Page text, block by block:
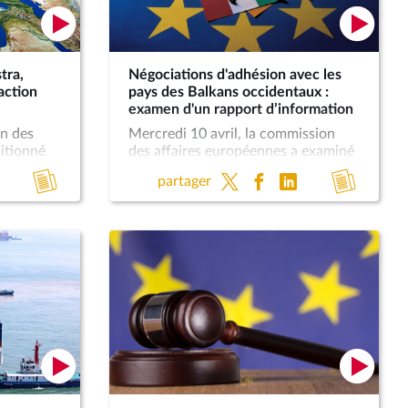
des
pour leAccéder
au
compte
rendu
de
la
réunion
Négociations d'adhésion avec les
pays des Balkans occidentaux :
examen d'un rapport d’information
Mercredi 10 avril, la commission
des affaires européennes a examiné
négociations d'adhésion avec les
pays des Balkans occidentaux.
partager
au
rendu
de
la